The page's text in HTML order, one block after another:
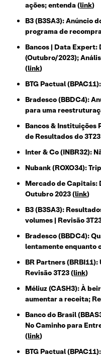
ações; entenda (link)
B3 (B3SA3): Anúncio
programa de
Bancos | Data Expert:
(Outubro/2023);
(link)
BTG Pactual
Bradesco (BBDC4):
para uma
Bancos & Instituições
de Resultados do
Inter & Co (INBR32):
Nubank (ROXO34):
Mercado de Capitais:
Outubro 2023 (link)
B3 (B3SA3):
volumes | Revisão
Bradesco (BBDC4):
lentamente enquanto
BR Partners
Revisão 3T23 (link)
Méliuz (CASH3): À
aumentar a receita;
Banco do Brasil
No Caminho para
(link)
BTG Pactual